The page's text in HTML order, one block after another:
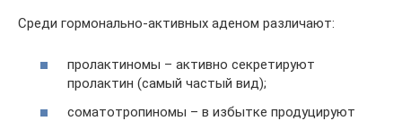
Среди гормонально-активных аденом различают:
пролактиномы – активно секретируют
пролактин (самый частый вид);
соматотропиномы – в избытке продуцируют